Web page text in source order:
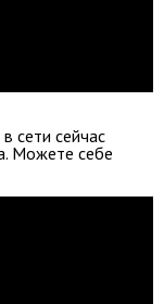
сети сейчас
Можете себе